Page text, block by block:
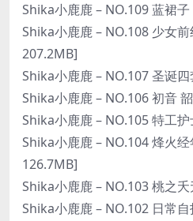
Shika小鹿鹿 – NO.109 蓝裙
Shika小鹿鹿 – NO.108 少女
207.2MB]
Shika小鹿鹿 – NO.107 圣诞
Shika小鹿鹿 – NO.106 初音
Shika小鹿鹿 – NO.105 特工
Shika小鹿鹿 – NO.104 烽火
126.7MB]
Shika小鹿鹿 – NO.103 桃之
Shika小鹿鹿 – NO.102 日常